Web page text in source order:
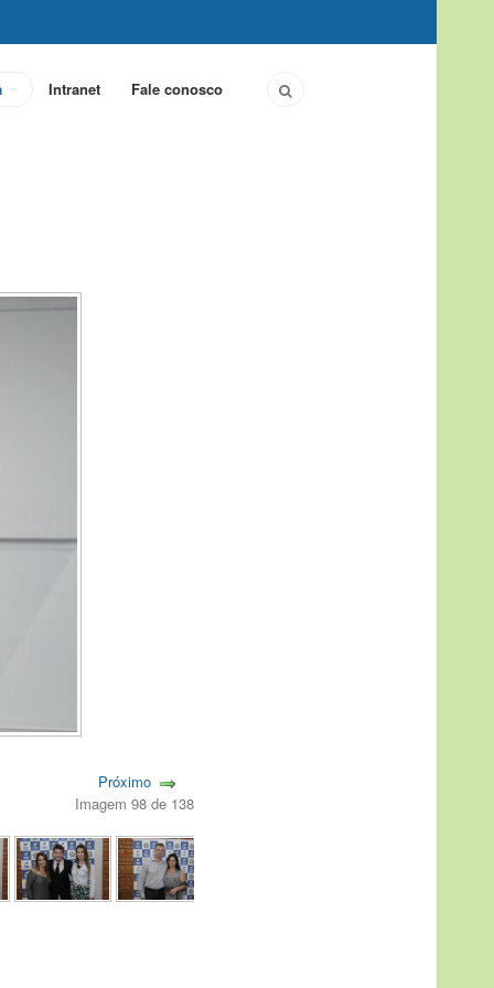
Intranet Fale conosco
Próximo
Imagem 98 de 138